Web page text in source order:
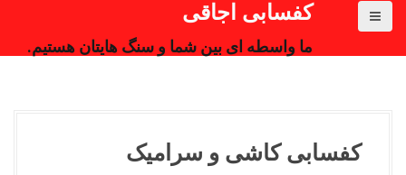
کفسابی اجاقی
ما واسطه ای بین شما و سنگ هایتان هستیم.
کفسابی کاشی و سرامیک